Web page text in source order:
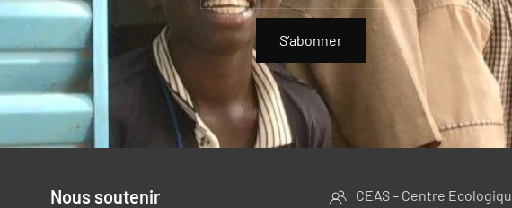
S’abonner
Nous soutenir
CEAS – Centre